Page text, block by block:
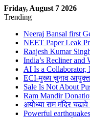
Friday, August 7 2026
Trending
Neeraj Bansal first
NEET Paper Leak
Raajesh Kumar
India’s Recliner
AI Is a Collaborator,
ECI-मुख्य चुनाव आयुक्त
Sale Is Not About
Ram Mandir
अयोध्या राम मंदिर
Powerful